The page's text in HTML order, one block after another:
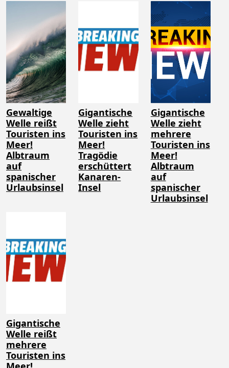
Gewaltige
Welle reißt
Touristen ins
Meer!
Albtraum
auf
spanischer
Urlaubsinsel
Gigantische
Welle zieht
Touristen ins
Meer!
Tragödie
erschüttert
Kanaren-
Insel
Gigantische
Welle zieht
mehrere
Touristen ins
Meer!
Albtraum
auf
spanischer
Urlaubsinsel
Gigantische
Welle reißt
mehrere
Touristen ins